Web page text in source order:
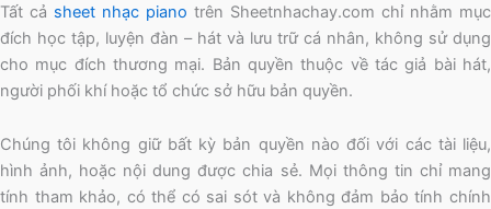
Tất cả sheet nhạc piano trên Sheetnhachay.com chỉ nhằm mục
đích học tập, luyện đàn – hát và lưu trữ cá nhân, không sử dụng
cho mục đích thương mại. Bản quyền thuộc về tác giả bài hát,
người phối khí hoặc tổ chức sở hữu bản quyền.
Chúng tôi không giữ bất kỳ bản quyền nào đối với các tài liệu,
hình ảnh, hoặc nội dung được chia sẻ. Mọi thông tin chỉ mang
tính tham khảo, có thể có sai sót và không đảm bảo tính chính